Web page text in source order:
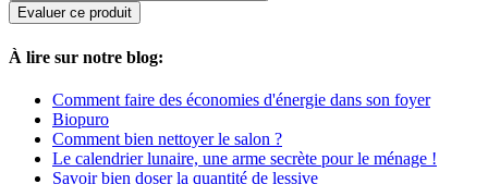
Evaluer ce produit
À lire sur notre blog:
Comment faire des économies d'énergie dans son foyer
Biopuro
Comment bien nettoyer le salon ?
Le calendrier lunaire, une arme secrète pour le ménage !
Savoir bien doser la quantité de lessive